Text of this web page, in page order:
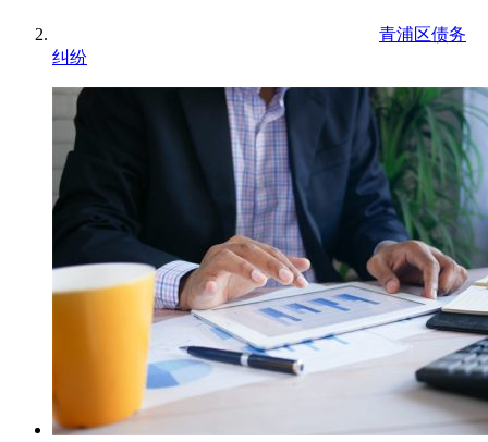
青浦区债务
纠纷